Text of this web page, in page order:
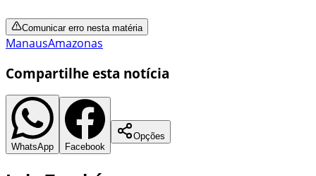
Comunicar erro nesta matéria
ManausAmazonas
Compartilhe esta notícia
WhatsApp Facebook
Opções